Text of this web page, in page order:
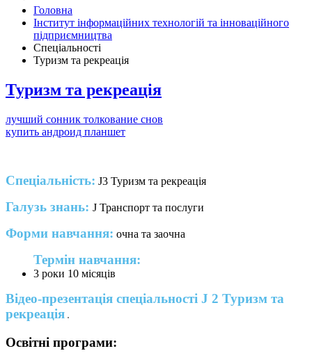
Головна
Інститут інформаційних технологій та інноваційного
підприємництва
Спеціальності
Туризм та рекреація
Туризм та рекреація
лучший сонник толкование снов
купить андроид планшет
Спеціальність: J3 Туризм та рекреація
Галузь знань: J Транспорт та послуги
Форми навчання: очна та заочна
Термін навчання:
3 роки 10 місяців
Відео-презентація спеціальності J 2 Туризм та
рекреація
Освітні програми: